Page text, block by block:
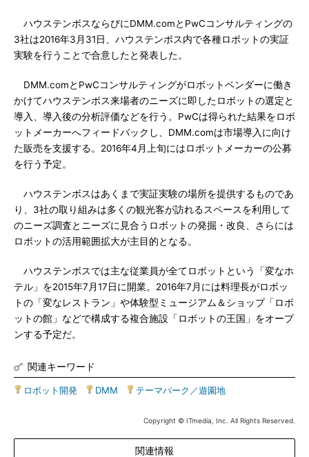
ハウステンボスならびにDMM.comとPwCコンサルティングの
3社は2016年3月31日、ハウステンボス内で各種ロボットの実証
実験を行うことで合意したと発表した。
DMM.comとPwCコンサルティングがロボットベンダーに働き
かけてハウステンボス来場者のニーズに即したロボットの選定と
導入、導入後の分析評価などを行う。PwCは得られた結果をロボ
ットメーカーへフィードバックし、DMM.comは市場導入に向け
た販売を支援する。2016年4月上旬にはロボットメーカーの公募
を行う予定。
ハウステンボスはあくまで実証実験の場所を提供するものであ
り、3社の取り組みは多くの観光客が訪れるスペースを利用して
のニーズ調査とニーズに見合うロボットの発掘・改良、さらには
ロボットの活用範囲拡大が主目的となる。
ハウステンボスでは主な従業員が全てロボットという「変なホ
テル」を2015年7月17日に開業。2016年7月には料理長がロボッ
トの「変なレストラン」や体験型ミュージアム＆ショップ「ロボ
ットの館」などで構成する複合施設「ロボットの王国」をオープ
ンする予定だ。
関連キーワード
ロボット開発 DMM テーマパーク／遊園地
Copyright © ITmedia, Inc. All Rights Reserved.
関連情報